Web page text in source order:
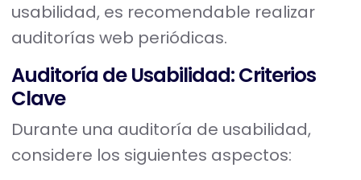
usabilidad, es recomendable realizar
auditorías web periódicas.
Auditoría de Usabilidad: Criterios
Clave
Durante una auditoría de usabilidad,
considere los siguientes aspectos: